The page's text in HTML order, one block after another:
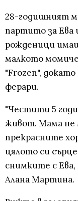
28-годишният
партито за Ева
рожденици
малкото
"Frozen",
ферари.
"Честити 5
живот. Мама не
прекрасните
цялото си
снимките с
Алана Мартина.